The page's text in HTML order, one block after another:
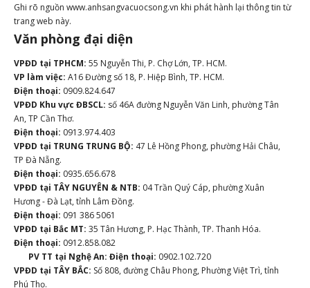
Ghi rõ nguồn www.anhsangvacuocsong.vn khi phát hành lại thông tin từ
trang web này.
Văn phòng đại diện
VPĐD tại TPHCM: 55 Nguyễn Thi, P. Chợ Lớn, TP. HCM.
VP làm việc: A16 Đường số 18, P. Hiệp Bình, TP. HCM.
Điện thoại: 0909.824.647
VPĐD Khu vực ĐBSCL: số 46A đường Nguyễn Văn Linh, phường Tân
An, TP Cần Thơ.
Điện thoại: 0913.974.403
VPĐD tại TRUNG TRUNG BỘ: 47 Lê Hồng Phong, phường Hải Châu,
TP Đà Nẵng.
Điện thoại: 0935.656.678
VPĐD tại TÂY NGUYÊN & NTB: 04 Trần Quý Cáp, phường Xuân
Hương - Đà Lạt, tỉnh Lâm Đồng.
Điện thoại: 091 386 5061
VPĐD tại Bắc MT: 35 Tân Hương, P. Hạc Thành, TP. Thanh Hóa.
Điện thoại: 0912.858.082
PV TT tại Nghệ An: Điện thoại: 0902.102.720
VPĐD tại TÂY BẮC: Số 808, đường Châu Phong, Phường Việt Trì, tỉnh
Phú Thọ.